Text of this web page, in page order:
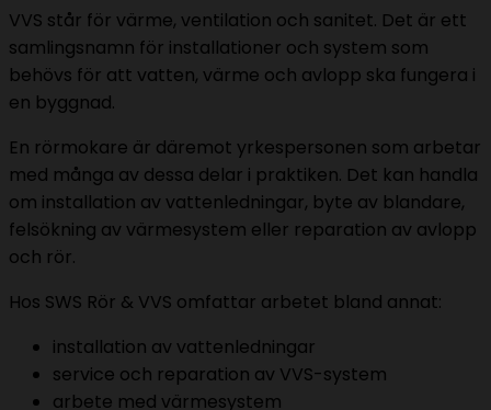
VVS står för värme, ventilation och sanitet. Det är ett
samlingsnamn för installationer och system som
behövs för att vatten, värme och avlopp ska fungera i
en byggnad.
En rörmokare är däremot yrkespersonen som arbetar
med många av dessa delar i praktiken. Det kan handla
om installation av vattenledningar, byte av blandare,
felsökning av värmesystem eller reparation av avlopp
och rör.
Hos SWS Rör & VVS omfattar arbetet bland annat:
installation av vattenledningar
service och reparation av VVS-system
arbete med värmesystem